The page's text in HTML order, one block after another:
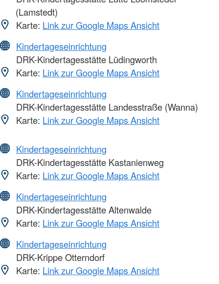
(Lamstedt)
Karte: Link zur Google Maps Ansicht
Kindertageseinrichtung
DRK-Kindertagesstätte Lüdingworth
Karte: Link zur Google Maps Ansicht
Kindertageseinrichtung
DRK-Kindertagesstätte Landesstraße (Wanna)
Karte: Link zur Google Maps Ansicht
Kindertageseinrichtung
DRK-Kindertagesstätte Kastanienweg
Karte: Link zur Google Maps Ansicht
Kindertageseinrichtung
DRK-Kindertagesstätte Altenwalde
Karte: Link zur Google Maps Ansicht
Kindertageseinrichtung
DRK-Krippe Otterndorf
Karte: Link zur Google Maps Ansicht